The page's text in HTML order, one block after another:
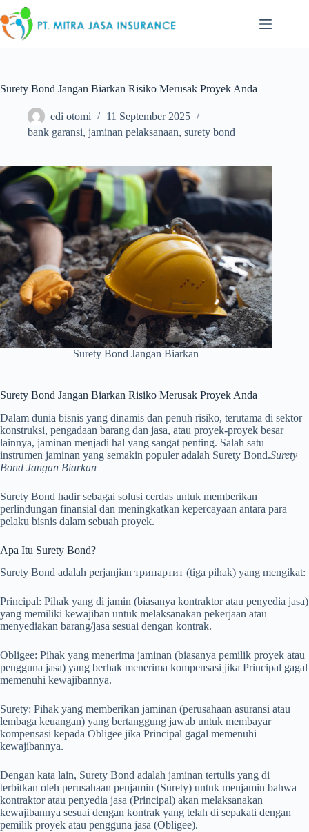
to
content
Surety Bond Jangan Biarkan Risiko Merusak Proyek Anda
edi otomi
11 September 2025
bank garansi, jaminan pelaksanaan, surety bond
Surety Bond Jangan Biarkan
Surety Bond Jangan Biarkan Risiko Merusak Proyek Anda
Dalam dunia bisnis yang dinamis dan penuh risiko, terutama di sektor
konstruksi, pengadaan barang dan jasa, atau proyek-proyek besar
lainnya, jaminan menjadi hal yang sangat penting. Salah satu
instrumen jaminan yang semakin populer adalah Surety Bond.Surety
Bond Jangan Biarkan
Surety Bond hadir sebagai solusi cerdas untuk memberikan
perlindungan finansial dan meningkatkan kepercayaan antara para
pelaku bisnis dalam sebuah proyek.
Apa Itu Surety Bond?
Surety Bond adalah perjanjian трипартит (tiga pihak) yang mengikat:
Principal: Pihak yang di jamin (biasanya kontraktor atau penyedia jasa)
yang memiliki kewajiban untuk melaksanakan pekerjaan atau
menyediakan barang/jasa sesuai dengan kontrak.
Obligee: Pihak yang menerima jaminan (biasanya pemilik proyek atau
pengguna jasa) yang berhak menerima kompensasi jika Principal gagal
memenuhi kewajibannya.
Surety: Pihak yang memberikan jaminan (perusahaan asuransi atau
lembaga keuangan) yang bertanggung jawab untuk membayar
kompensasi kepada Obligee jika Principal gagal memenuhi
kewajibannya.
Dengan kata lain, Surety Bond adalah jaminan tertulis yang di
terbitkan oleh perusahaan penjamin (Surety) untuk menjamin bahwa
kontraktor atau penyedia jasa (Principal) akan melaksanakan
kewajibannya sesuai dengan kontrak yang telah di sepakati dengan
pemilik proyek atau pengguna jasa (Obligee).